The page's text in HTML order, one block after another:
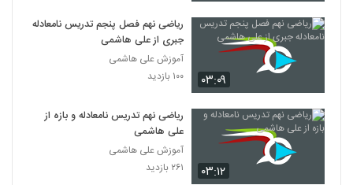
۰۳:۰۹
ریاضی نهم فصل پنجم تدریس نامعادله
جبری از علی هاشمی
آموزش علی هاشمی
۱۰۰ بازدید
۰۳:۱۲
ریاضی نهم تدریس نامعادله و بازه از
علی هاشمی
آموزش علی هاشمی
۲۶۱ بازدید